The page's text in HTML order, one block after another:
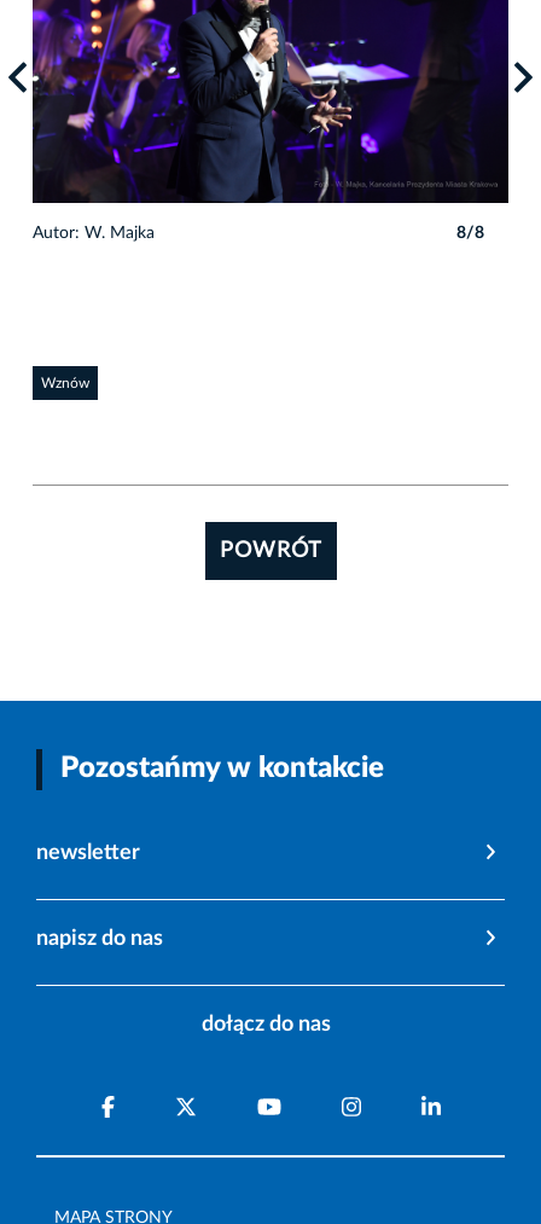
Autor: W. Majka 8/8
Wznów
POWRÓT
Pozostańmy w kontakcie
newsletter
napisz do nas
dołącz do nas
MAPA STRONY